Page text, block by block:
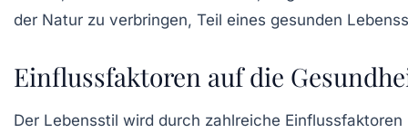
der Natur zu verbringen, Teil eines gesunden
Einflussfaktoren auf die
Der Lebensstil wird durch zahlreiche Einflussfaktoren